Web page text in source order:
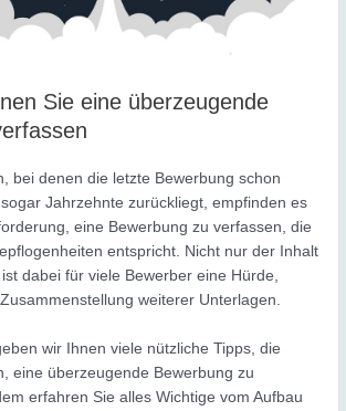
Sie eine überzeugende
bei denen die letzte Bewerbung schon
Jahrzehnte zurückliegt, empfinden es
eine Bewerbung zu verfassen, die
entspricht. Nicht nur der Inhalt
dabei für viele Bewerber eine Hürde,
weiterer Unterlagen.
wir Ihnen viele nützliche Tipps, die
eine überzeugende Bewerbung zu
erfahren Sie alles Wichtige vom Aufbau